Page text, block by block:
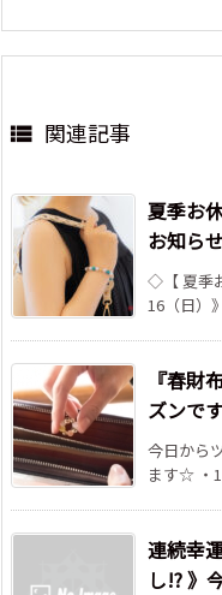
 関連記事
夏季お
お知ら
◇【 夏季
16（日）
『春財
ズンで
今日から
ます☆ ・
連続幸
し!? 》